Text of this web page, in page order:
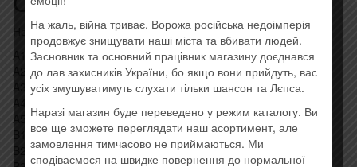
Новая виниловая пластинка. Штрихкод: 00602567949756
A1 Age Of Man
A2 The Cold Wind
A3 When The Curtain Falls
A5 Lover, Leaver (Taker, Believer)
B1 You’re The One
B2 The New Day
На жаль, війна триває. Ворожа російська недоімперія
продовжує знищувати наші міста та вбивати людей.
Засновник та основний працівник магазину доєднався
до лав захисників України, бо якщо вони прийдуть, вас
усіх змушуватимуть слухати тільки шансон та Лєпса.
Наразі магазин буде переведено у режим каталогу. Ви
все ще зможете переглядати наш асортимент, але
замовлення тимчасово не приймаються. Ми
сподіваємося на швидке повернення до нормальної